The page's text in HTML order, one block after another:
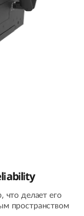
что делает его
пространством